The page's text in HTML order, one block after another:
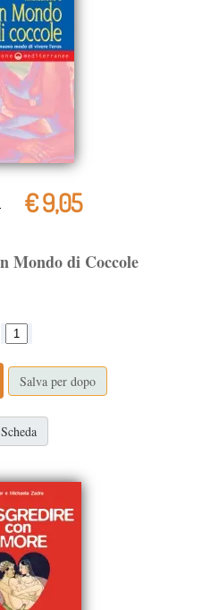
€ 9,05
Mondo di Coccole
Salva per dopo
Scheda